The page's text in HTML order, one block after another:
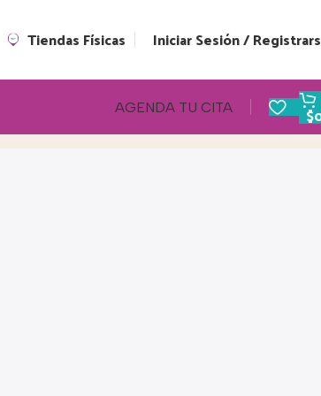
Tiendas Físicas Iniciar Sesión /
AGENDA TU CITA $